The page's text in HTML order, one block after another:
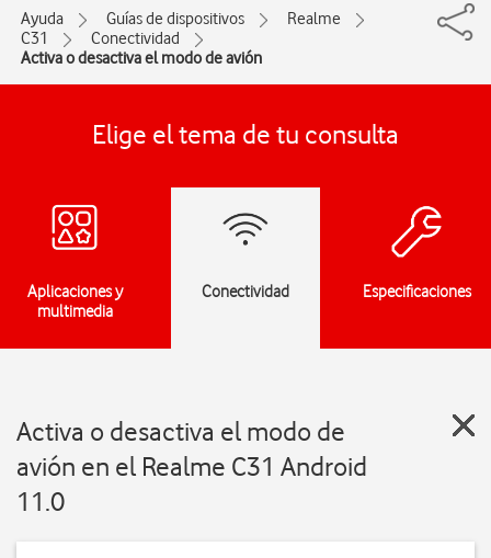
Ayuda Guías de dispositivos
Realme
C31
Conectividad
Activa o desactiva el modo de avión
Elige el tema de tu consulta
Aplicaciones y
multimedia
Conectividad Especificaciones
Activa o desactiva el modo de
avión en el Realme C31 Android
11.0